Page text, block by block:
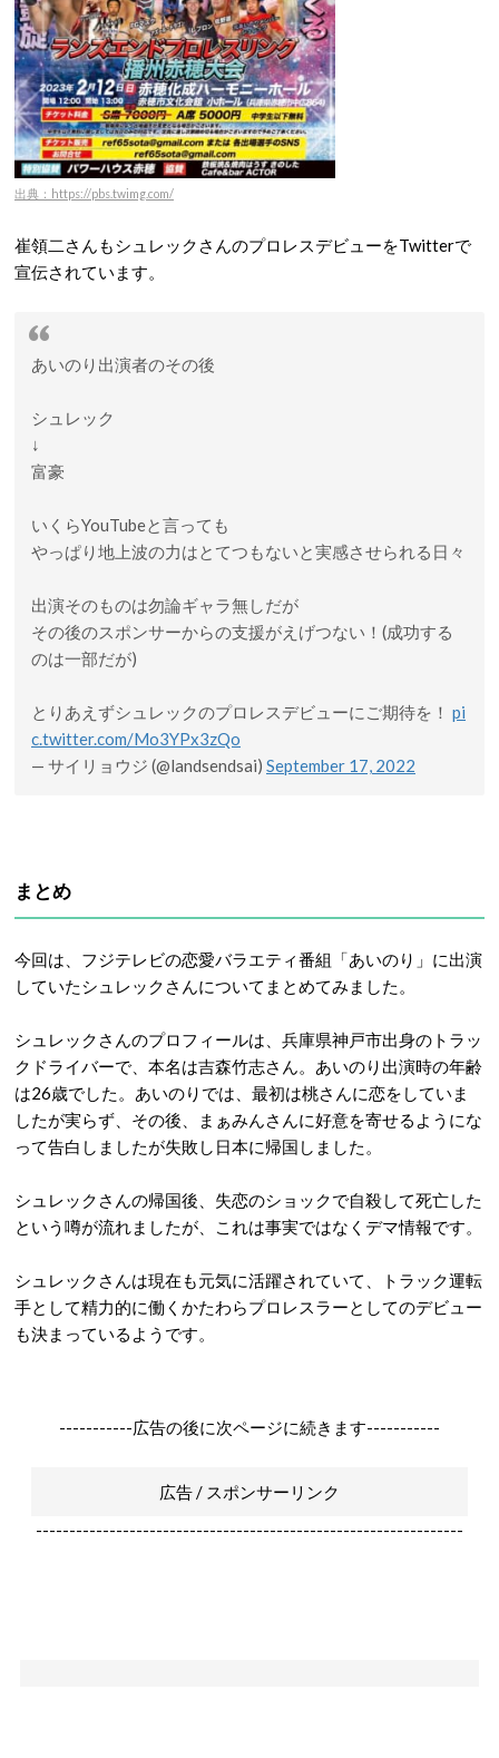
出典：https://pbs.twimg.com/
崔領二さんもシュレックさんのプロレスデビューをTwitterで
宣伝されています。
あいのり出演者のその後
シュレック
↓
富豪
いくらYouTubeと言っても
やっぱり地上波の力はとてつもないと実感させられる日々
出演そのものは勿論ギャラ無しだが
その後のスポンサーからの支援がえげつない！(成功する
のは一部だが)
とりあえずシュレックのプロレスデビューにご期待を！ pi
c.twitter.com/Mo3YPx3zQo
— サイリョウジ (@landsendsai) September 17, 2022
まとめ
今回は、フジテレビの恋愛バラエティ番組「あいのり」に出演
していたシュレックさんについてまとめてみました。
シュレックさんのプロフィールは、兵庫県神戸市出身のトラッ
クドライバーで、本名は吉森竹志さん。あいのり出演時の年齢
は26歳でした。あいのりでは、最初は桃さんに恋をしていま
したが実らず、その後、まぁみんさんに好意を寄せるようにな
って告白しましたが失敗し日本に帰国しました。
シュレックさんの帰国後、失恋のショックで自殺して死亡した
という噂が流れましたが、これは事実ではなくデマ情報です。
シュレックさんは現在も元気に活躍されていて、トラック運転
手として精力的に働くかたわらプロレスラーとしてのデビュー
も決まっているようです。
-----------広告の後に次ページに続きます-----------
広告 / スポンサーリンク
----------------------------------------------------------------